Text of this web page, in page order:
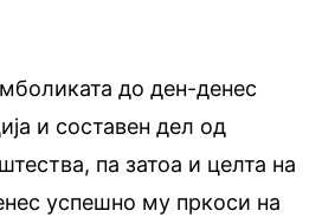
до ден-денес
и составен дел од
па затоа и целта на
успешно му пркоси на